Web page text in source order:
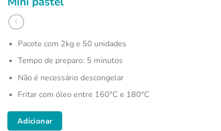
Pacote com 2kg e 50 unidades
Tempo de preparo: 5 minutos
Não é necessário descongelar
Fritar com óleo entre 160°C e 180°C
Adicionar